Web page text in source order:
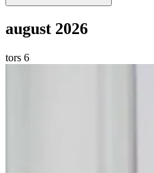
august 2026
tors 6